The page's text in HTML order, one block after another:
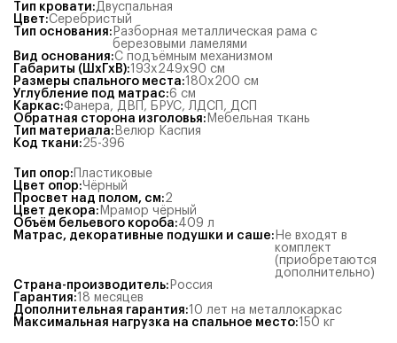
Тип кровати:Двуспальная
Цвет:Серебристый
Тип основания: Разборная металлическая рама с
березовыми ламелями
Вид основания:С подъёмным механизмом
Габариты (ШхГхВ):193x249x90 см
Размеры спального места:180x200 см
Углубление под матрас:6 см
Каркас:Фанера, ДВП , БРУС, ЛДСП , ДСП
Обратная сторона изголовья: Мебельная ткань
Тип материала: Велюр Каспия
Код ткани:25-396
Тип опор: Пластиковые
Цвет опор:Чёрный
Просвет над полом, см:2
Цвет декора: Мрамор чёрный
Объём бельевого короба:409 л
Матрас, декоративные подушки и саше: Не входят в
комплект
(приобретаются
дополнительно)
Страна-производитель: Россия
Гарантия:18 месяцев
Дополнительная гарантия:10 лет на металлокаркас
Максимальная нагрузка на спальное место:150 кг